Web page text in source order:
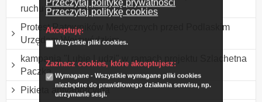
Przeczytaj politykę prywatności
Przeczytaj politykę cookies
Akceptuję:
Wszystkie pliki cookies.
Zaznacz cookies, które akceptujesz:
Wymagane - Wszystkie wymagane pliki cookies
niezbędne do prawidłowego działania serwisu, np.
utrzymanie sesji.
ruchu drogowym
Protest Ratowników Medycznych przed Podlaskim
Urzędem Wojewódzkim
kampania "Lubię Ludzi" w ramach projektu Szlachetna
Paczka
Pikieta antyaborcyjna